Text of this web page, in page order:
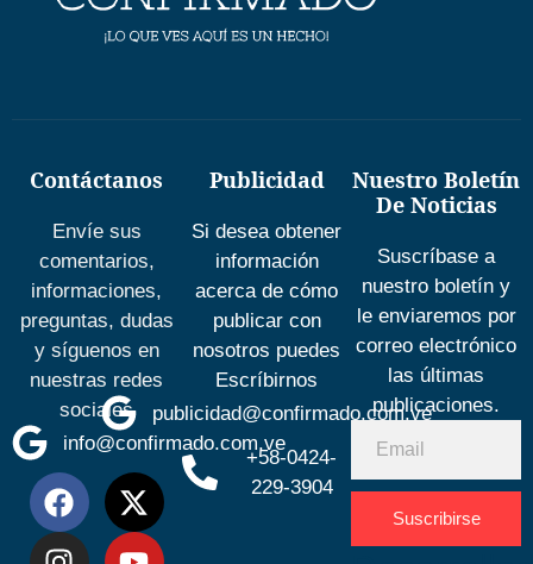
Contáctanos
Envíe sus
comentarios,
informaciones,
preguntas, dudas
y síguenos en
nuestras redes
sociales
info@confirmado.com.ve
Publicidad
Si desea obtener
información
acerca de cómo
publicar con
nosotros puedes
Escríbirnos
publicidad@confirmado.com.ve
+58-0424-
229-3904
Nuestro Boletín
De Noticias
Suscríbase a
nuestro boletín y
le enviaremos por
correo electrónico
las últimas
publicaciones.
Suscribirse